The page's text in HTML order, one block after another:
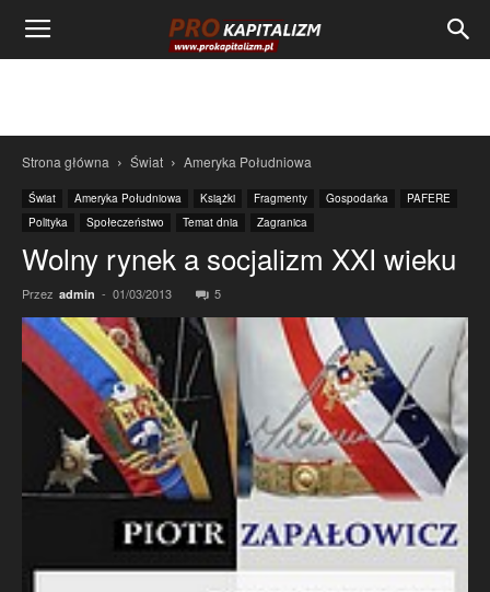
Strona główna Świat Ameryka Południowa
Świat Ameryka Południowa Książki Fragmenty Gospodarka
PAFERE
Polityka
Społeczeństwo Temat dnia Zagranica
Wolny rynek a socjalizm XXI wieku
Przez admin - 01/03/2013 5